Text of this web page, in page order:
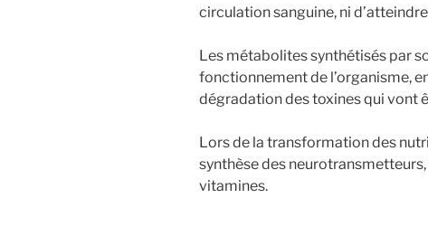
circulation sanguine, ni
Les métabolites synthétisés par
fonctionnement de l’organisme,
dégradation des toxines qui vont
Lors de la transformation des
synthèse des
vitamines.